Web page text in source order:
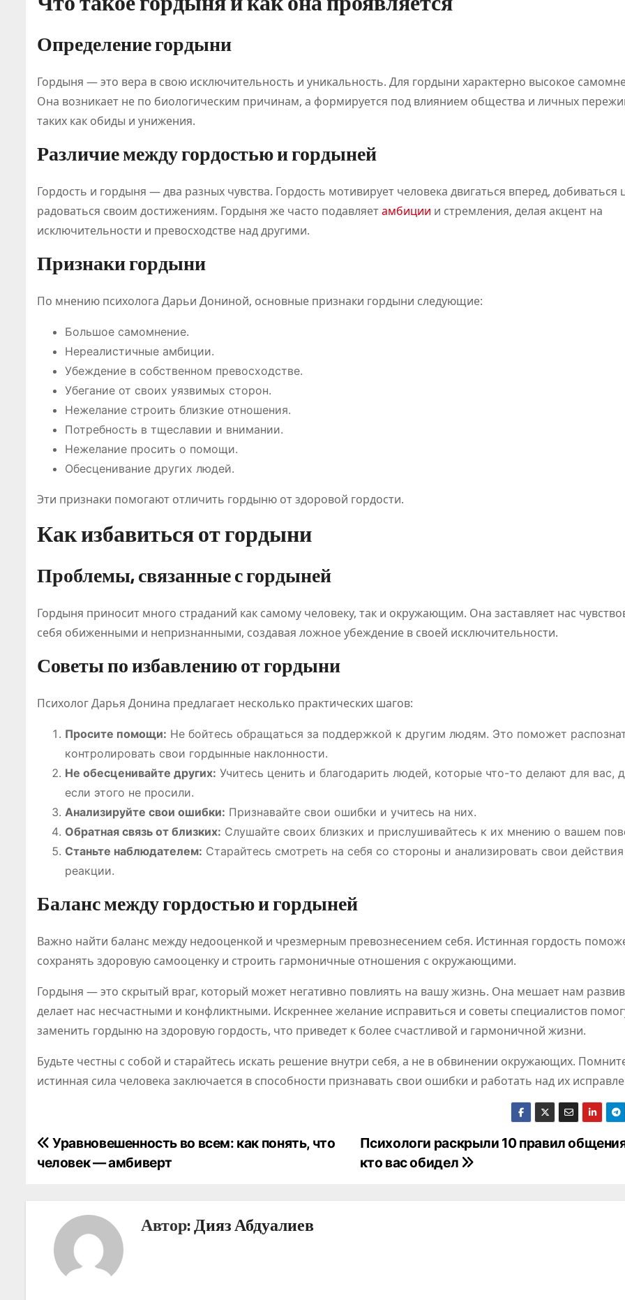
Определение гордыни
Гордыня — это вера в свою исключительность и уникальность. Для гордыни характерно высокое
Она возникает не по биологическим причинам, а формируется под влиянием общества и личных
таких как обиды и унижения.
Различие между гордостью и гордыней
Гордость и гордыня — два разных чувства. Гордость мотивирует человека двигаться вперед, добиваться
радоваться своим достижениям. Гордыня же часто подавляетамбиции и стремления, делая акцент на
исключительности и превосходстве над другими.
Признаки гордыни
По мнению психолога Дарьи Дониной, основные признаки гордыни следующие:
Большое самомнение.
Нереалистичные амбиции.
Убеждение в собственном превосходстве.
Убегание от своих уязвимых сторон.
Нежелание строить близкие отношения.
Потребность в тщеславии и внимании.
Нежелание просить о помощи.
Обесценивание других людей.
Эти признаки помогают отличить гордыню от здоровой гордости.
Как избавиться от гордыни
Проблемы, связанные с гордыней
Гордыня приносит много страданий как самому человеку, так и окружающим. Она заставляет нас
себя обиженными и непризнанными, создавая ложное убеждение в своей исключительности.
Советы по избавлению от гордыни
Психолог Дарья Донина предлагает несколько практических шагов:
Просите помощи: Не бойтесь обращаться за поддержкой к другим людям. Это поможет
контролировать свои гордынные наклонности.
Не обесценивайте других: Учитесь ценить и благодарить людей, которые что-то делают для вас,
если этого не просили.
Анализируйте свои ошибки: Признавайте свои ошибки и учитесь на них.
Обратная связь от близких: Слушайте своих близких и прислушивайтесь к их мнению о вашем
Станьте наблюдателем: Старайтесь смотреть на себя со стороны и анализировать свои
реакции.
Баланс между гордостью и гордыней
Важно найти баланс между недооценкой и чрезмерным превознесением себя. Истинная гордость
сохранять здоровую самооценку и строить гармоничные отношения с окружающими.
Гордыня — это скрытый враг, который может негативно повлиять на вашу жизнь. Она мешает нам
делает нас несчастными и конфликтными. Искреннее желание исправиться и советы специалистов
заменить гордыню на здоровую гордость, что приведет к более счастливой и гармоничной жизни.
Будьте честны с собой и старайтесь искать решение внутри себя, а не в обвинении окружающих.
истинная сила человека заключается в способности признавать свои ошибки и работать над их
Н
а
Психологи раскрыли 10 правил
кто вас обидел
Уравновешенность во всем: как понять, что
человек — амбиверт
Автор: Дияз Абдуалиев
Классификац
ия онлайн-
игр
становится
основой
нового
регулировани
я рынка
платформы
для
цифровых
развлечений
и спортивных
событий
Авг 5, 2026
авантюры!
Июл 24, 2026